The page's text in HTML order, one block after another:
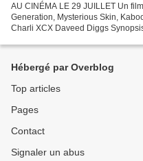
AU CINÉMA LE 29 JUILLET Un
Generation, Mysterious Skin,
Charli XCX Daveed Diggs Synopsis : Elliot (Cooper Hoffman), un jeune
Hébergé par Overblog
Top articles
Pages
Contact
Signaler un abus